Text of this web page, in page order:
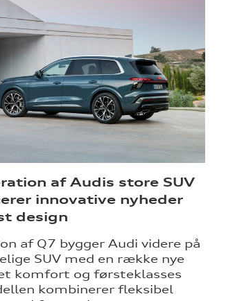
af Audis store SUV
innovative nyheder
design
af Q7 bygger Audi videre på
SUV med en række nye
komfort og førsteklasses
kombinerer fleksibel